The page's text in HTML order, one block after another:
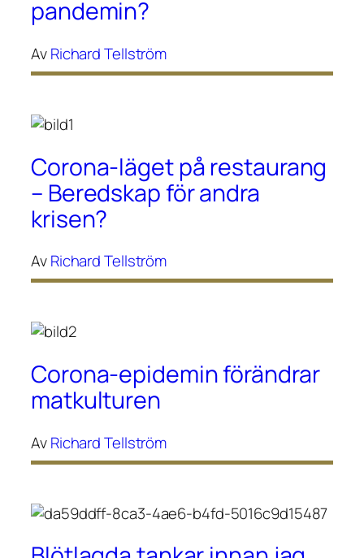
pandemin?
AvRichard Tellström
Corona-läget på restaurang
– Beredskap för andra
krisen?
AvRichard Tellström
Corona-epidemin förändrar
matkulturen
AvRichard Tellström